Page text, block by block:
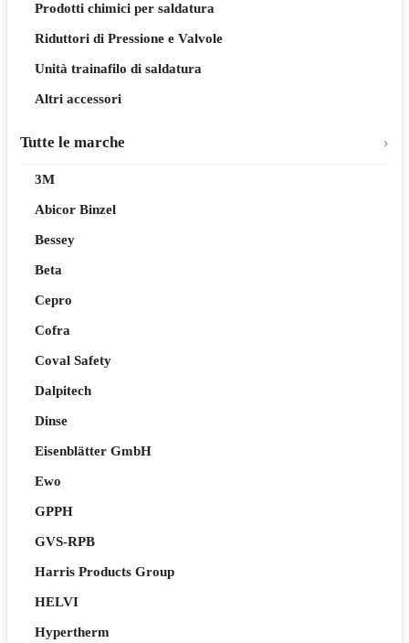
Prodotti chimici per saldatura
Riduttori di Pressione e Valvole
Unità trainafilo di saldatura
Altri accessori
Tutte le marche
3M
Abicor Binzel
Bessey
Beta
Cepro
Cofra
Coval Safety
Dalpitech
Dinse
Eisenblätter GmbH
Ewo
GPPH
GVS-RPB
Harris Products Group
HELVI
Hypertherm